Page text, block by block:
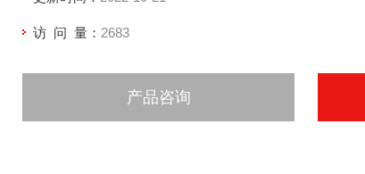
访 问 量： 2683
产品咨询